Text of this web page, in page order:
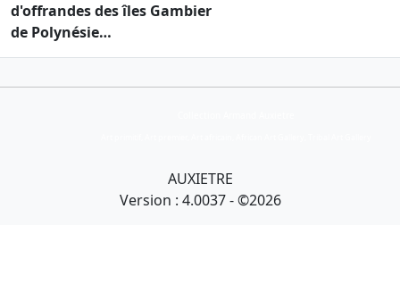
d'offrandes des îles Gambier
de Polynésie…
AUXIETRE
Version : 4.0037 - ©2026